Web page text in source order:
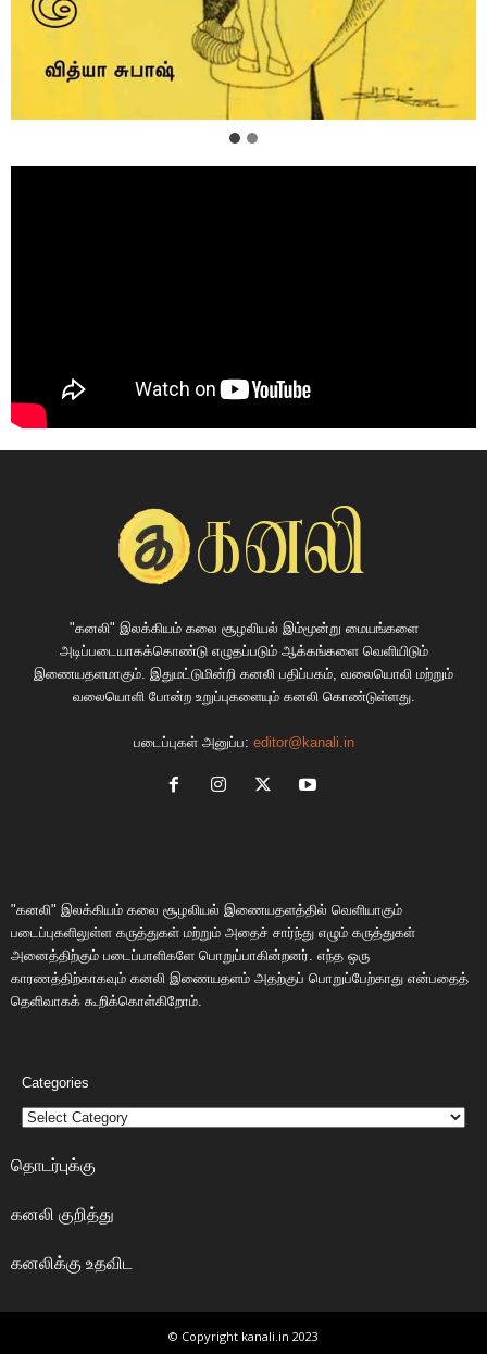
"கனலி" இலக்கியம் கலை சூழலியல் இம்மூன்று மையங்களை
அடிப்படையாகக்கொண்டு எழுதப்படும் ஆக்கங்களை வெளியிடும்
இணையதளமாகும். இதுமட்டுமின்றி கனலி பதிப்பகம், வலையொலி மற்றும்
வலையொளி போன்ற உறுப்புகளையும் கனலி கொண்டுள்ளது.
படைப்புகள் அனுப்ப: editor@kanali.in
"கனலி" இலக்கியம் கலை சூழலியல் இணையதளத்தில் வெளியாகும்
படைப்புகளிலுள்ள கருத்துகள் மற்றும் அதைச் சார்ந்து எழும் கருத்துகள்
அனைத்திற்கும் படைப்பாளிகளே பொறுப்பாகின்றனர். எந்த ஒரு
காரணத்திற்காகவும் கனலி இணையதளம் அதற்குப் பொறுப்பேற்காது என்பதைத்
தெளிவாகக் கூறிக்கொள்கிறோம்.
Categories
தொடர்புக்கு
கனலி குறித்து
கனலிக்கு உதவிட
© Copyright kanali.in 2023